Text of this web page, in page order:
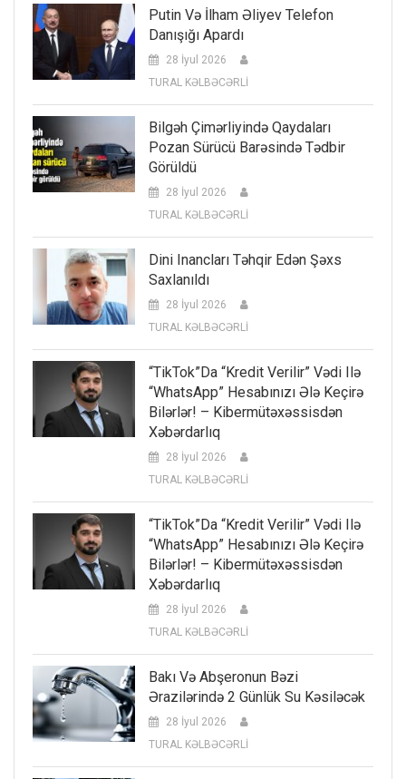
Putin Və İlham Əliyev Telefon
Danışığı Apardı
28 İyul 2026
TURAL KƏLBƏCƏRLİ
Bilgəh Çimərliyində Qaydaları
Pozan Sürücü Barəsində Tədbir
Görüldü
28 İyul 2026
TURAL KƏLBƏCƏRLİ
Dini Inancları Təhqir Edən Şəxs
Saxlanıldı
28 İyul 2026
TURAL KƏLBƏCƏRLİ
“TikTok”da “kredit Verilir” Vədi Ilə
“WhatsApp” Hesabınızı Ələ Keçirə
Bilərlər! – Kibermütəxəssisdən
Xəbərdarlıq
28 İyul 2026
TURAL KƏLBƏCƏRLİ
“TikTok”da “kredit Verilir” Vədi Ilə
“WhatsApp” Hesabınızı Ələ Keçirə
Bilərlər! – Kibermütəxəssisdən
Xəbərdarlıq
28 İyul 2026
TURAL KƏLBƏCƏRLİ
Bakı Və Abşeronun Bəzi
Ərazilərində 2 Günlük Su Kəsiləcək
28 İyul 2026
TURAL KƏLBƏCƏRLİ